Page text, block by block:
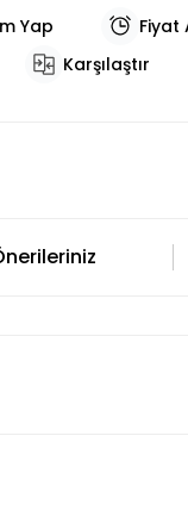
Yap
Fiyat
Karşılaştır